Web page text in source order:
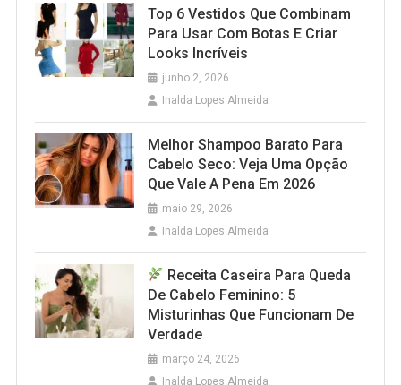
Top 6 Vestidos Que Combinam
Para Usar Com Botas E Criar
Looks Incríveis
junho 2, 2026
Inalda Lopes Almeida
Melhor Shampoo Barato Para
Cabelo Seco: Veja Uma Opção
Que Vale A Pena Em 2026
maio 29, 2026
Inalda Lopes Almeida
Receita Caseira Para Queda
De Cabelo Feminino: 5
Misturinhas Que Funcionam De
Verdade
março 24, 2026
Inalda Lopes Almeida